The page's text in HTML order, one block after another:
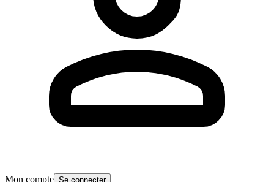
Mon compte Se connecter